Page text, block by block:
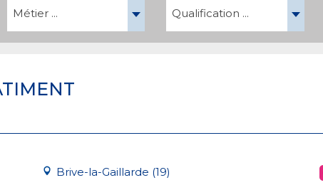
Métier ... Qualification ...
Brive-la-Gaillarde (19)